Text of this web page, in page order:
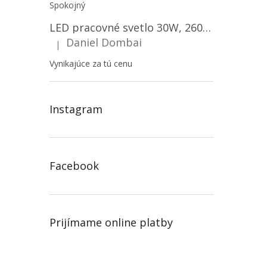
Spokojný
LED pracovné svetlo 30W, 2600LM, 12V/24V, IP67/2-PACK! [LB0087]
Hodnotenie produktu je 5 z 5 hviezdičiek.
| Daniel Dombai
Vynikajúce za tú cenu
Instagram
Facebook
Prijímame online platby